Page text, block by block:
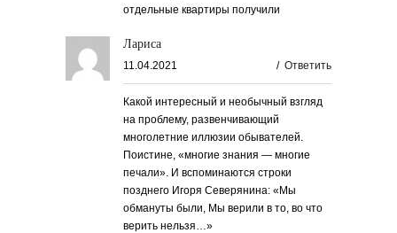
отдельные квартиры получили
Лариса
11.04.2021 / Ответить
Какой интересный и необычный взгляд
на проблему, развенчивающий
многолетние иллюзии обывателей.
Поистине, «многие знания — многие
печали». И вспоминаются строки
позднего Игоря Северянина: «Мы
обмануты были, Мы верили в то, во что
верить нельзя…»